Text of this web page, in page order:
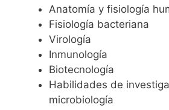
Anatomía y fisiología
Fisiología bacteriana
Virología
Inmunología
Biotecnología
Habilidades de
microbiología